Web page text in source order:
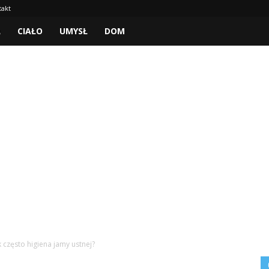
CIAŁO UMYSŁ DOM
często higiena jamy ustnej?